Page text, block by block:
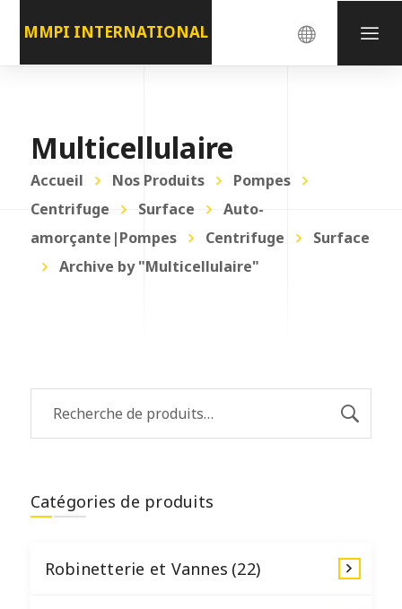
MMPI INTERNATIONAL
Multicellulaire
Accueil Nos Produits
Pompes
Centrifuge
Surface
Auto-
amorçante|Pompes
Centrifuge
Surface
Archive by "Multicellulaire"
Catégories de produits
Robinetterie et Vannes (22)